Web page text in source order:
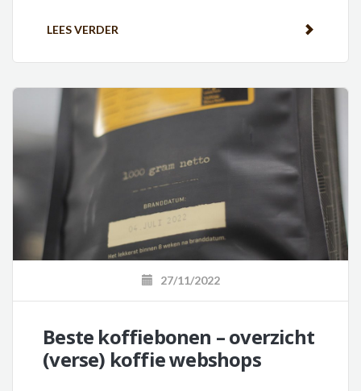
LEES VERDER
27/11/2022
Beste koffiebonen – overzicht
(verse) koffie webshops